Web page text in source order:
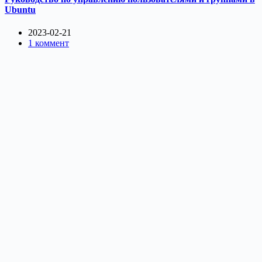
Ubuntu
2023-02-21
1 коммент